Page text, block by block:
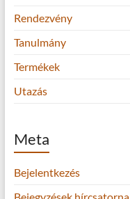
Rendezvény
Tanulmány
Termékek
Utazás
Meta
Bejelentkezés